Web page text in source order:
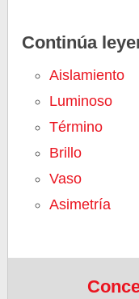
Continúa
Aislamiento
Luminoso
Término
Brillo
Vaso
Asimetría